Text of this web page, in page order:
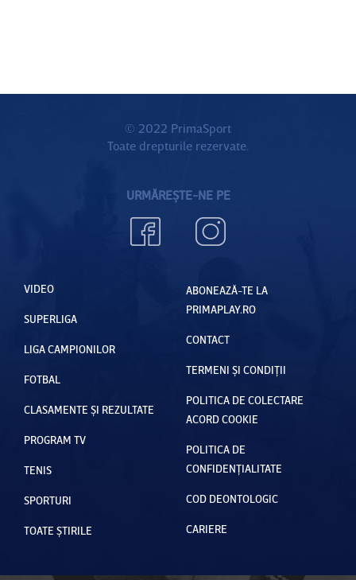
© 2022 PrimaSport
Toate drepturile rezervate.
URMĂREȘTE-NE PE
VIDEO
SUPERLIGA
LIGA CAMPIONILOR
FOTBAL
CLASAMENTE ȘI REZULTATE
PROGRAM TV
TENIS
SPORTURI
TOATE ȘTIRILE
ABONEAZĂ-TE LA
PRIMAPLAY.RO
CONTACT
TERMENI ȘI CONDIȚII
POLITICA DE COLECTARE
ACORD COOKIE
POLITICA DE
CONFIDENȚIALITATE
COD DEONTOLOGIC
CARIERE